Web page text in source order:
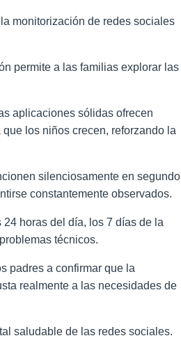
monitorización de redes sociales
permite a las familias explorar las
aplicaciones sólidas ofrecen
los niños crecen, reforzando la
silenciosamente en segundo
constantemente observados.
horas del día, los 7 días de la
técnicos.
padres a confirmar que la
realmente a las necesidades de
saludable de las redes sociales.